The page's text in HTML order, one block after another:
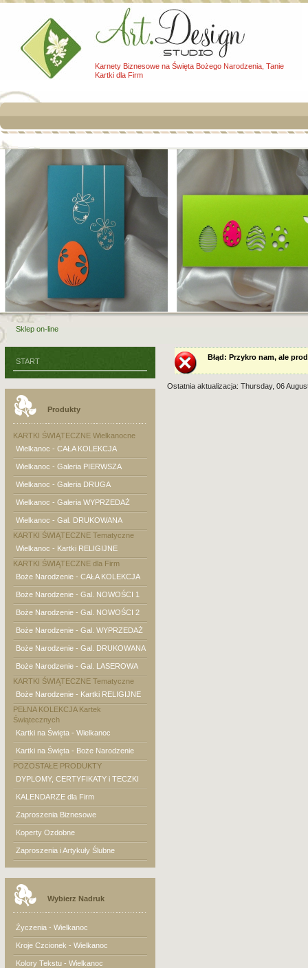
Karnety Biznesowe na Święta Bożego Narodzenia, Tanie
Kartki dla Firm
Sklep on-line
START
Produkty
KARTKI ŚWIĄTECZNE Wielkanocne
Wielkanoc - CAŁA KOLEKCJA
Wielkanoc - Galeria PIERWSZA
Wielkanoc - Galeria DRUGA
Wielkanoc - Galeria WYPRZEDAŻ
Wielkanoc - Gal. DRUKOWANA
KARTKI ŚWIĄTECZNE Tematyczne
Wielkanoc - Kartki RELIGIJNE
KARTKI ŚWIĄTECZNE dla Firm
Boże Narodzenie - CAŁA KOLEKCJA
Boże Narodzenie - Gal. NOWOŚCI 1
Boże Narodzenie - Gal. NOWOŚCI 2
Boże Narodzenie - Gal. WYPRZEDAŻ
Boże Narodzenie - Gal. DRUKOWANA
Boże Narodzenie - Gal. LASEROWA
KARTKI ŚWIĄTECZNE Tematyczne
Boże Narodzenie - Kartki RELIGIJNE
PEŁNA KOLEKCJA Kartek
Świątecznych
Kartki na Święta - Wielkanoc
Kartki na Święta - Boże Narodzenie
POZOSTAŁE PRODUKTY
DYPLOMY, CERTYFIKATY i TECZKI
KALENDARZE dla Firm
Zaproszenia Biznesowe
Koperty Ozdobne
Zaproszenia i Artykuły Ślubne
Wybierz Nadruk
Życzenia - Wielkanoc
Kroje Czcionek - Wielkanoc
Kolory Tekstu - Wielkanoc
Błąd: Przykro nam, ale
Ostatnia aktualizacja: Thursday, 06